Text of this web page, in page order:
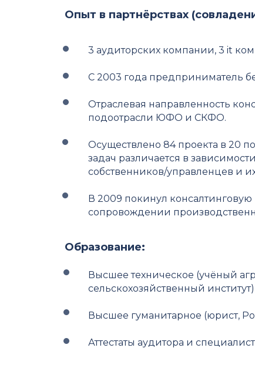
Опыт в партнёрствах
3 аудиторских компании, 3 it
C 2003 года предприниматель
Отраслевая направленность
подоотрасли ЮФО и СКФО.
Осуществлено 84 проекта в 20
задач различается в
собственников/управленцев и
В 2009 покинул
сопровождении
Образование:
Высшее техническое (учёный
сельскохозяйственный институт)
Высшее гуманитарное (юрист,
Аттестаты аудитора и